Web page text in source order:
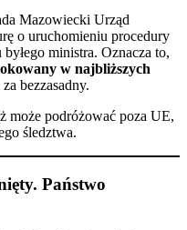
Mazowiecki Urząd
o uruchomieniu procedury
ministra. Oznacza to,
w najbliższych
bezzasadny.
może podróżować poza UE,
śledztwa.
Państwo